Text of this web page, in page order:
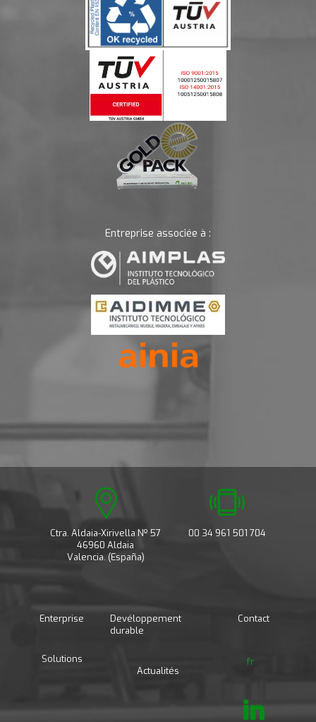
Entreprise associée à :
Ctra. Aldaia-Xirivella Nº 57
46960 Aldaia
Valencia. (España)
00 34 961 501 704
Enterprise
Solutions
Devéloppement
durable
Actualités
Contact
fr